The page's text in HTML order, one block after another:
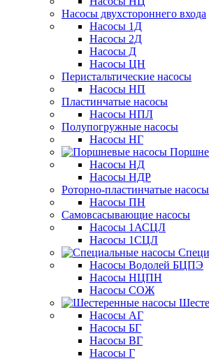
Насосы двухстороннего входа
Насосы 1Д
Насосы 2Д
Насосы Д
Насосы ЦН
Перистальтические насосы
Насосы НП
Пластинчатые насосы
Насосы НПЛ
Полупогружные насосы
Насосы НГ
Насосы НД
Насосы НДР
Роторно-пластинчатые насосы
Насосы ПН
Самовсасывающие насосы
Насосы 1АСЦЛ
Насосы 1СЦЛ
Насосы Водолей БЦПЭ
Насосы НЦПН
Насосы СОЖ
Насосы АГ
Насосы БГ
Насосы ВГ
Насосы Г